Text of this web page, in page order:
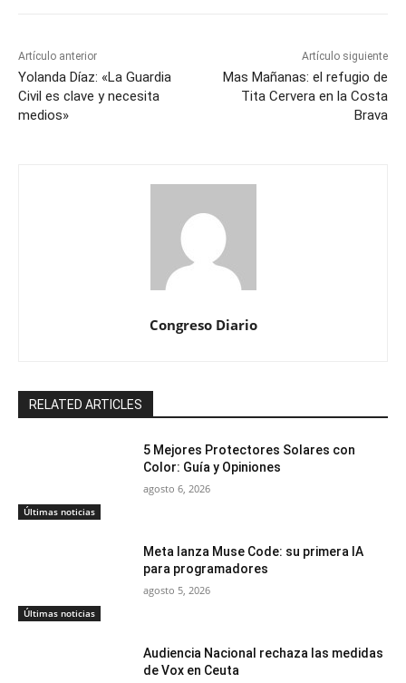
Artículo anterior
Yolanda Díaz: «La Guardia
Civil es clave y necesita
medios»
Artículo siguiente
Mas Mañanas: el refugio de
Tita Cervera en la Costa
Brava
Congreso Diario
RELATED ARTICLES
Últimas noticias
5 Mejores Protectores Solares con
Color: Guía y Opiniones
agosto 6, 2026
Últimas noticias
Meta lanza Muse Code: su primera IA
para programadores
agosto 5, 2026
Audiencia Nacional rechaza las medidas
de Vox en Ceuta